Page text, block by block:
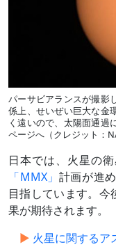
パーサビアランスが撮影
係上、せいぜい巨大な金
く遠いので、太陽面通過
ページへ（クレジット：
日本では、火星の
「MMX」 計画が進
目指しています。
果が期待されます。
火星に関するア